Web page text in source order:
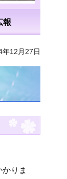
報
12月27日
りま